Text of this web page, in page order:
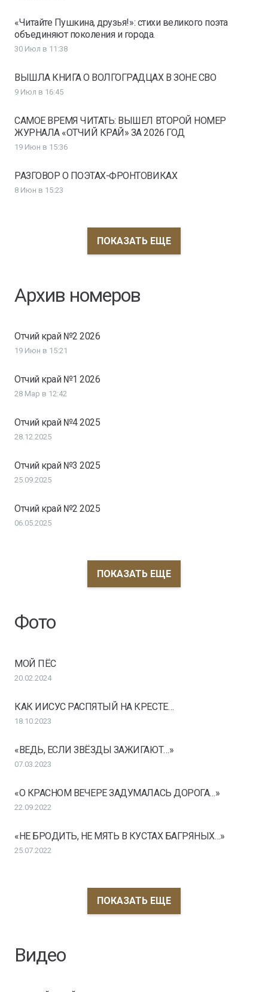
«Читайте Пушкина, друзья!»: стихи великого поэта
объединяют поколения и города.
30 Июл в 11:38
ВЫШЛА КНИГА О ВОЛГОГРАДЦАХ В ЗОНЕ СВО
9 Июл в 16:45
САМОЕ ВРЕМЯ ЧИТАТЬ: ВЫШЕЛ ВТОРОЙ НОМЕР
ЖУРНАЛА «ОТЧИЙ КРАЙ» ЗА 2026 ГОД
19 Июн в 15:36
РАЗГОВОР О ПОЭТАХ-ФРОНТОВИКАХ
8 Июн в 15:23
ПОКАЗАТЬ ЕЩЕ
Архив номеров
Отчий край №2 2026
19 Июн в 15:21
Отчий край №1 2026
28 Мар в 12:42
Отчий край №4 2025
28.12.2025
Отчий край №3 2025
25.09.2025
Отчий край №2 2025
06.05.2025
ПОКАЗАТЬ ЕЩЕ
Фото
МОЙ ПЁС
20.02.2024
КАК ИИСУС РАСПЯТЫЙ НА КРЕСТЕ…
18.10.2023
«ВЕДЬ, ЕСЛИ ЗВЁЗДЫ ЗАЖИГАЮТ…»
07.03.2023
«О КРАСНОМ ВЕЧЕРЕ ЗАДУМАЛАСЬ ДОРОГА…»
22.09.2022
«НЕ БРОДИТЬ, НЕ МЯТЬ В КУСТАХ БАГРЯНЫХ…»
25.07.2022
ПОКАЗАТЬ ЕЩЕ
Видео